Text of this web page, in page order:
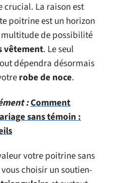
crucial. La raison est
poitrine est un horizon
de possibilité
vêtement. Le seul
dépendra désormais
robe de noce.
:Comment
sans témoin :
votre poitrine sans
choisir un soutien-